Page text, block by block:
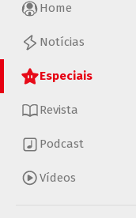
Home
Notícias
Especiais
Revista
Podcast
Vídeos